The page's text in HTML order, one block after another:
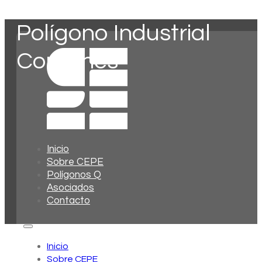
Inicio
Sobre CEPE
Polígonos Q
Asociados
Contacto
Inicio
Sobre CEPE
Polígono Industrial
Corbónes